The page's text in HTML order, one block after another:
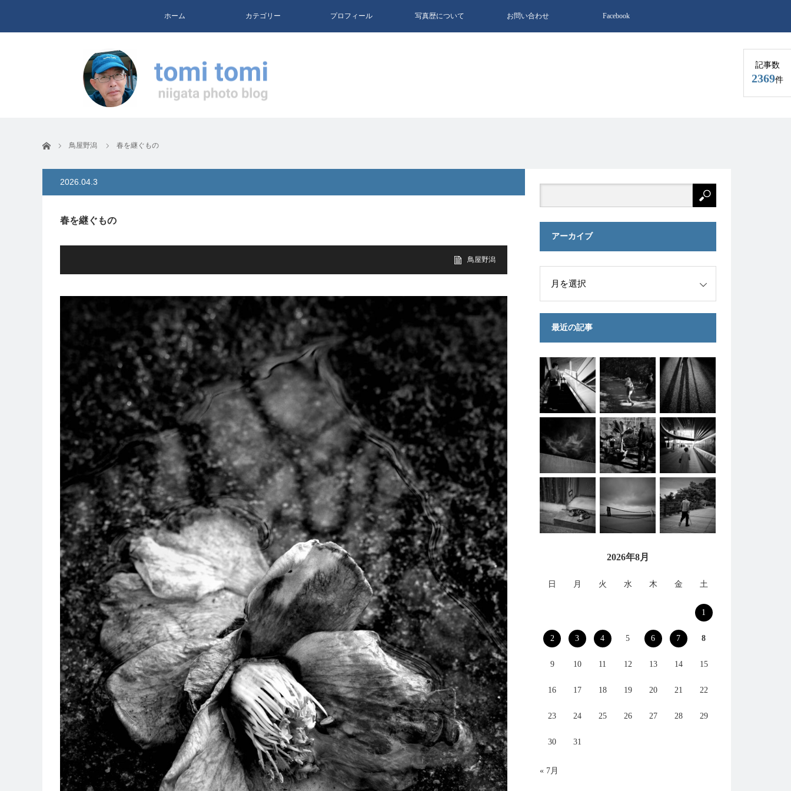
ホーム カテゴリー プロフィール 写真歴について お問い合わせ Facebook
記事数
2369件
ホーム 鳥屋野潟 春を継ぐもの
2026.04.3
春を継ぐもの
鳥屋野潟
アーカイブ
最近の記事
2026年8月
日 月 火 水 木 金 土
1
2 3 4 5 6 7 8
9 10 11 12 13 14 15
16 17 18 19 20 21 22
23 24 25 26 27 28 29
30 31
« 7月